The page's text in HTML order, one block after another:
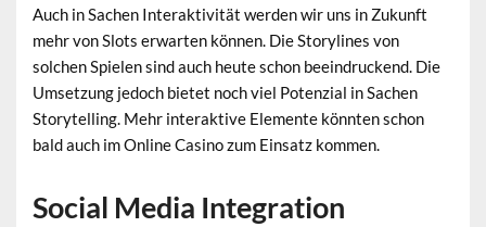
Auch in Sachen Interaktivität werden wir uns in Zukunft
mehr von Slots erwarten können. Die Storylines von
solchen Spielen sind auch heute schon beeindruckend. Die
Umsetzung jedoch bietet noch viel Potenzial in Sachen
Storytelling. Mehr interaktive Elemente könnten schon
bald auch im Online Casino zum Einsatz kommen.
Social Media Integration